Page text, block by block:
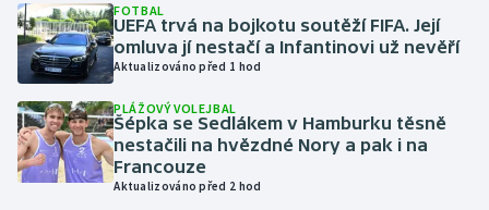
Jezdectví
Judo
Krasobruslení
FOTBAL
UEFA trvá na bojkotu soutěží FIFA. Její
omluva jí nestačí a Infantinovi už nevěří
Aktualizováno před 1 hod
PLÁŽOVÝ VOLEJBAL
Šépka se Sedlákem v Hamburku těsně
nestačili na hvězdné Nory a pak i na
Francouze
Aktualizováno před 2 hod